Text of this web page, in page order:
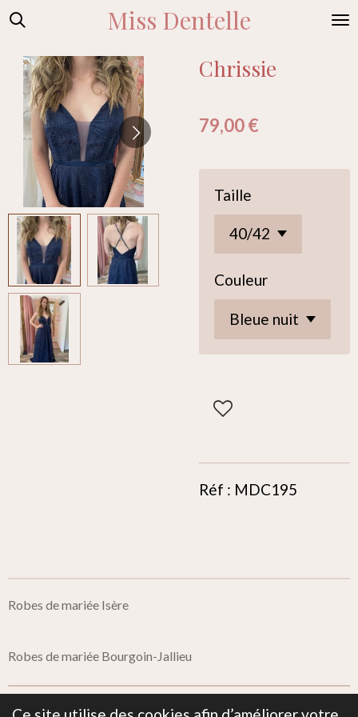
Passer
contenu
principal
Miss Dentelle
Chrissie
79,00 €
Taille
Couleur
Réf : MDC195
Robes de mariée Isère
Robes de mariée Bourgoin-Jallieu